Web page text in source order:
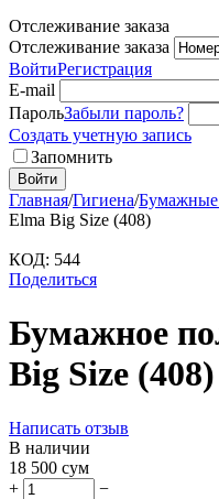
Отслеживание заказа
Отслеживание заказа
ВойтиРегистрация
E-mail
ПарольЗабыли пароль?
Создать учетную запись
Запомнить
Войти
Главная/Гигиена/Бумажные
Еlma Big Size (408)
КОД: 544
Поделиться
Бумажное
Big Size (408)
Написать отзыв
В наличии
18 500 сум
+
−